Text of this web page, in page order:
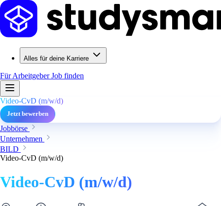
Alles für deine Karriere
Für ArbeitgeberJob finden
Video-CvD (m/w/d)
Jetzt bewerben
Jobbörse
Unternehmen
BILD
Video-CvD (m/w/d)
Video-CvD (m/w/d)